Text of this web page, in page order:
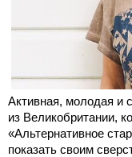
Активная, молодая и
из Великобритании,
«Альтернативное
показать своим